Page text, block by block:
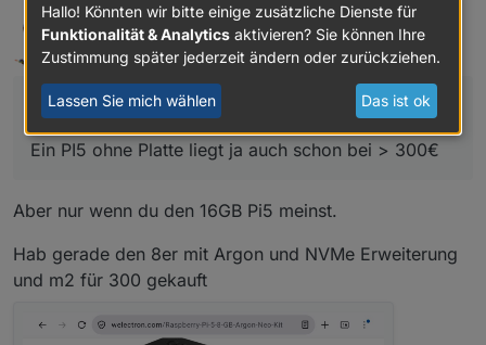
Uwe-K Habe jetzt mal zwei Modelle rausgesucht ( YouTube,
KI, Forum etc. )
lenovo thinkcentre i3 32gb : 349€
beelink mini s13 n150 16gb : 449 €
Ein PI5 ohne Platte liegt ja auch schon bei > 300€
Mein Plan war inzwischen auf Mini pc und Proxmox
sized ?
Nicht stören
Homoranschrieb am 17. Apr. 2026, 19:17
Uwe-K sagte:
Ein PI5 ohne Platte liegt ja auch schon bei > 300€
Aber nur wenn du den 16GB Pi5 meinst.
Hab gerade den 8er mit Argon und NVMe Erweiterung
und m2 für 300 gekauft
Hallo! Könnten wir bitte einige zusätzliche Dienste für
Funktionalität & Analytics aktivieren? Sie können Ihre
Zustimmung später jederzeit ändern oder zurückziehen.
Lassen Sie mich wählen Das ist ok